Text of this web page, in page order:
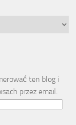
ten blog i
przez email.